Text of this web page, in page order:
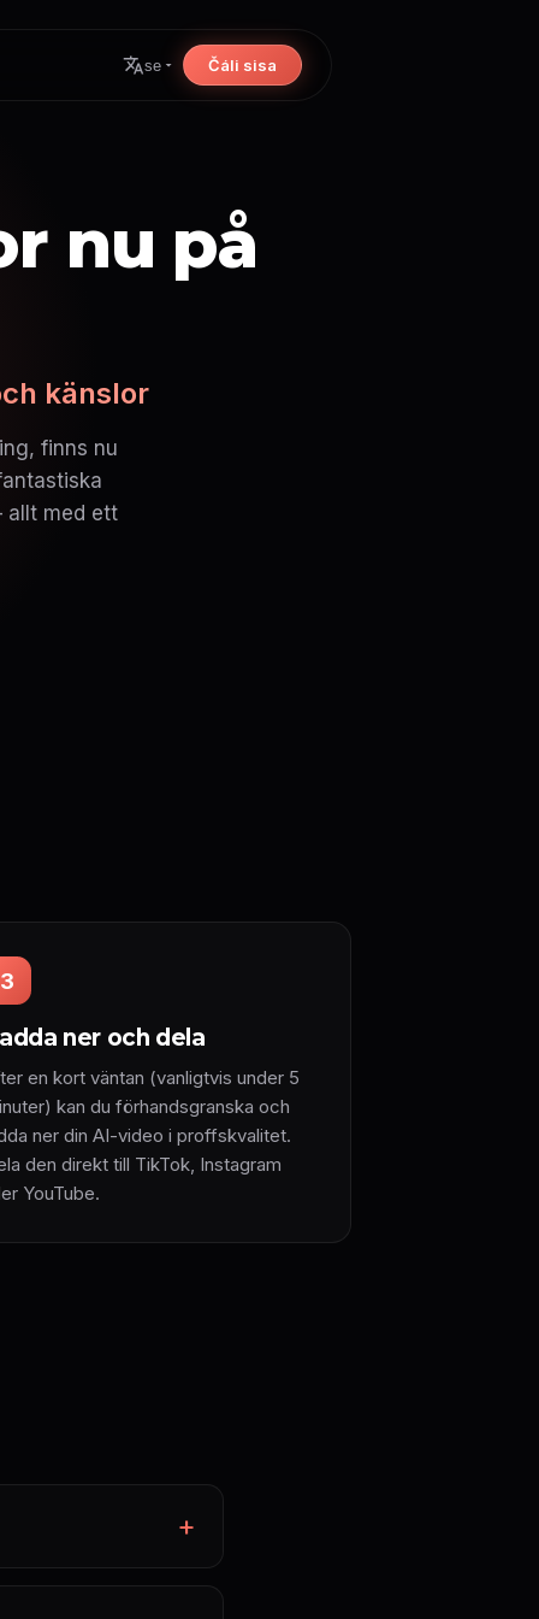
se Čáli sisa
nu på
känslor
finns nu
allt med ett
3
ner och dela
en kort väntan (vanligtvis under 5
kan du förhandsgranska och
ner din AI-video i proffskvalitet.
den direkt till TikTok, Instagram
YouTube.